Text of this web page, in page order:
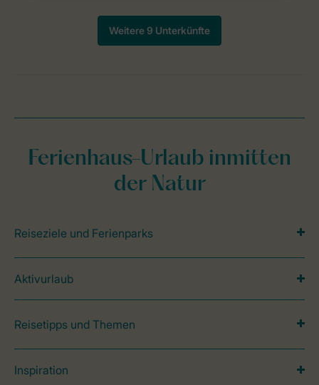
Ferienhaus-Urlaub inmitten
der Natur
Reiseziele und Ferienparks
Aktivurlaub
Reisetipps und Themen
Inspiration